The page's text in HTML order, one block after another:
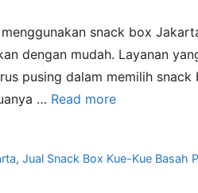
snack box
dengan mudah. Layanan
pusing dalam memilih
… Read more
,Jual Snack Box Kue-Kue Basah